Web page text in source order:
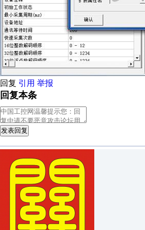
回复 引用 举报
回复本条
发表回复